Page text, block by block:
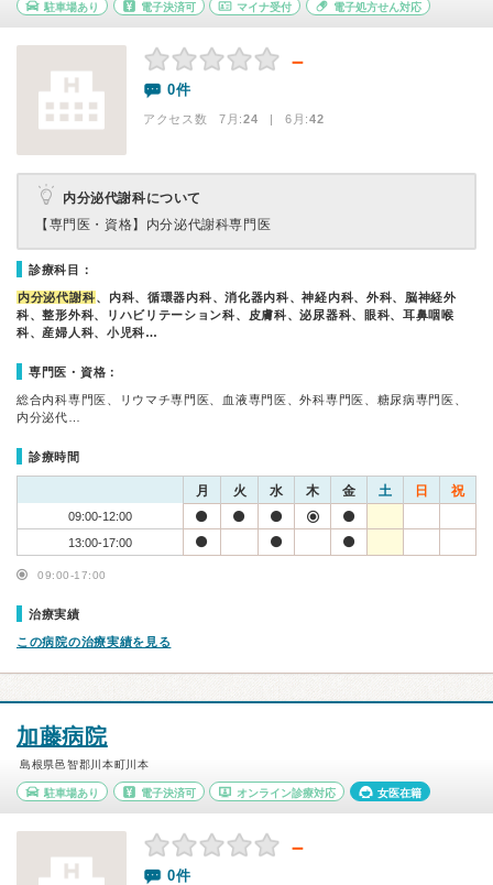
駐車場あり 電子決済可 マイナ受付 電子処方せん対応
－
0件
アクセス数 7月:24 | 6月:42
内分泌代謝科について
【専門医・資格】 内分泌代謝科専門医
診療科目：
内分泌代謝科、内科、循環器内科、消化器内科、神経内科、外科、脳神経外
科、整形外科、リハビリテーション科、皮膚科、泌尿器科、眼科、耳鼻咽喉
科、産婦人科、小児科…
専門医・資格：
総合内科専門医、リウマチ専門医、血液専門医、外科専門医、糖尿病専門医、
内分泌代…
診療時間
月 火 水 木 金 土 日 祝
09:00-12:00
13:00-17:00
09:00-17:00
治療実績
この病院の治療実績を見る
加藤病院
島根県邑智郡川本町川本
駐車場あり 電子決済可 オンライン診療対応 女医在籍
－
0件